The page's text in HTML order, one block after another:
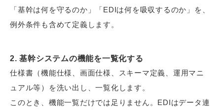
「基幹は何を守るのか」「EDIは何を吸収するのか」を、
例外条件も含めて定義します。
2. 基幹システムの機能を一覧化する
仕様書（機能仕様、画面仕様、スキーマ定義、運用マニ
ュアル等）を洗い出し、一覧化します。
このとき、機能一覧だけでは足りません。EDIはデータ連